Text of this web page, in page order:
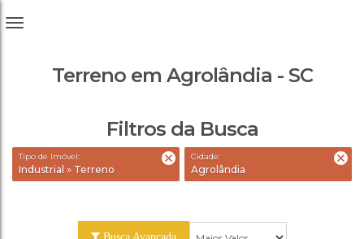
Terreno em Agrolândia - SC
Filtros da Busca
Tipo de Imóvel:
Industrial » Terreno
Cidade:
Agrolândia